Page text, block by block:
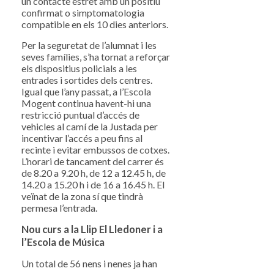
confirmat o simptomatologia
compatible en els 10 dies anteriors.
Per la seguretat de l’alumnat i les
seves famílies, s’ha tornat a reforçar
els dispositius policials a les
entrades i sortides dels centres.
Igual que l’any passat, a l’Escola
Mogent continua havent-hi una
restricció puntual d’accés de
vehicles al camí de la Justada per
incentivar l’accés a peu fins al
recinte i evitar embussos de cotxes.
L’horari de tancament del carrer és
de 8.20 a 9.20 h, de 12 a 12.45 h, de
14.20 a 15.20 h i de 16 a 16.45 h. El
veïnat de la zona sí que tindrà
permesa l’entrada.
Nou curs a la Llip El Lledoner i a
l’Escola de Música
Un total de 56 nens i nenes ja han